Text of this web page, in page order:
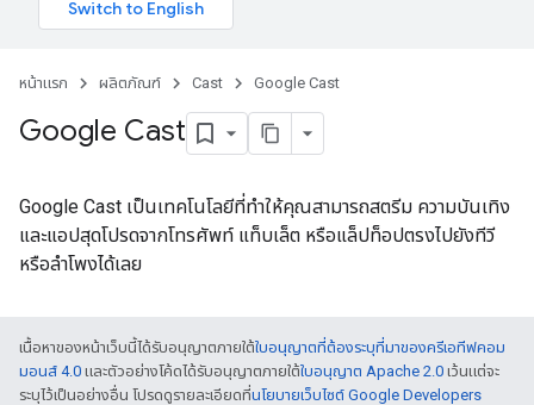
หน้าแรก ผลิตภัณฑ์ Cast Google Cast
Google Cast
Google Cast เป็นเทคโนโลยีที่ทำให้คุณสามารถสตรีม ความบันเทิง
และแอปสุดโปรดจากโทรศัพท์ แท็บเล็ต หรือแล็ปท็อปตรงไปยังทีวี
หรือลำโพงได้เลย
เนื้อหาของหน้าเว็บนี้ได้รับอนุญาตภายใต้ใบอนุญาตที่ต้องระบุที่มาของครีเอทีฟคอม
มอนส์ 4.0 และตัวอย่างโค้ดได้รับอนุญาตภายใต้ใบอนุญาต Apache 2.0 เว้นแต่จะ
ระบุไว้เป็นอย่างอื่น โปรดดูรายละเอียดที่นโยบายเว็บไซต์ Google Developers